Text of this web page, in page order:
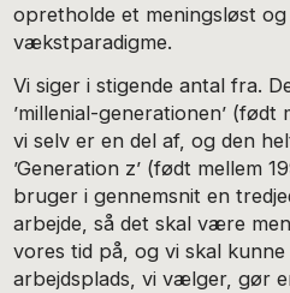
opretholde et meningsløst
vækstparadigme.
Vi siger i stigende antal fra.
’millenial-generationen’
vi selv er en del af, og den
’Generation z’ (født mellem
bruger i gennemsnit en
arbejde, så det skal være
vores tid på, og vi skal
arbejdsplads, vi vælger, gør